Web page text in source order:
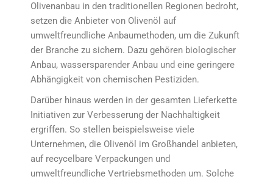
Olivenanbau in den traditionellen Regionen bedroht,
setzen die Anbieter von Olivenöl auf
umweltfreundliche Anbaumethoden, um die Zukunft
der Branche zu sichern. Dazu gehören biologischer
Anbau, wassersparender Anbau und eine geringere
Abhängigkeit von chemischen Pestiziden.
Darüber hinaus werden in der gesamten Lieferkette
Initiativen zur Verbesserung der Nachhaltigkeit
ergriffen. So stellen beispielsweise viele
Unternehmen, die Olivenöl im Großhandel anbieten,
auf recycelbare Verpackungen und
umweltfreundliche Vertriebsmethoden um. Solche